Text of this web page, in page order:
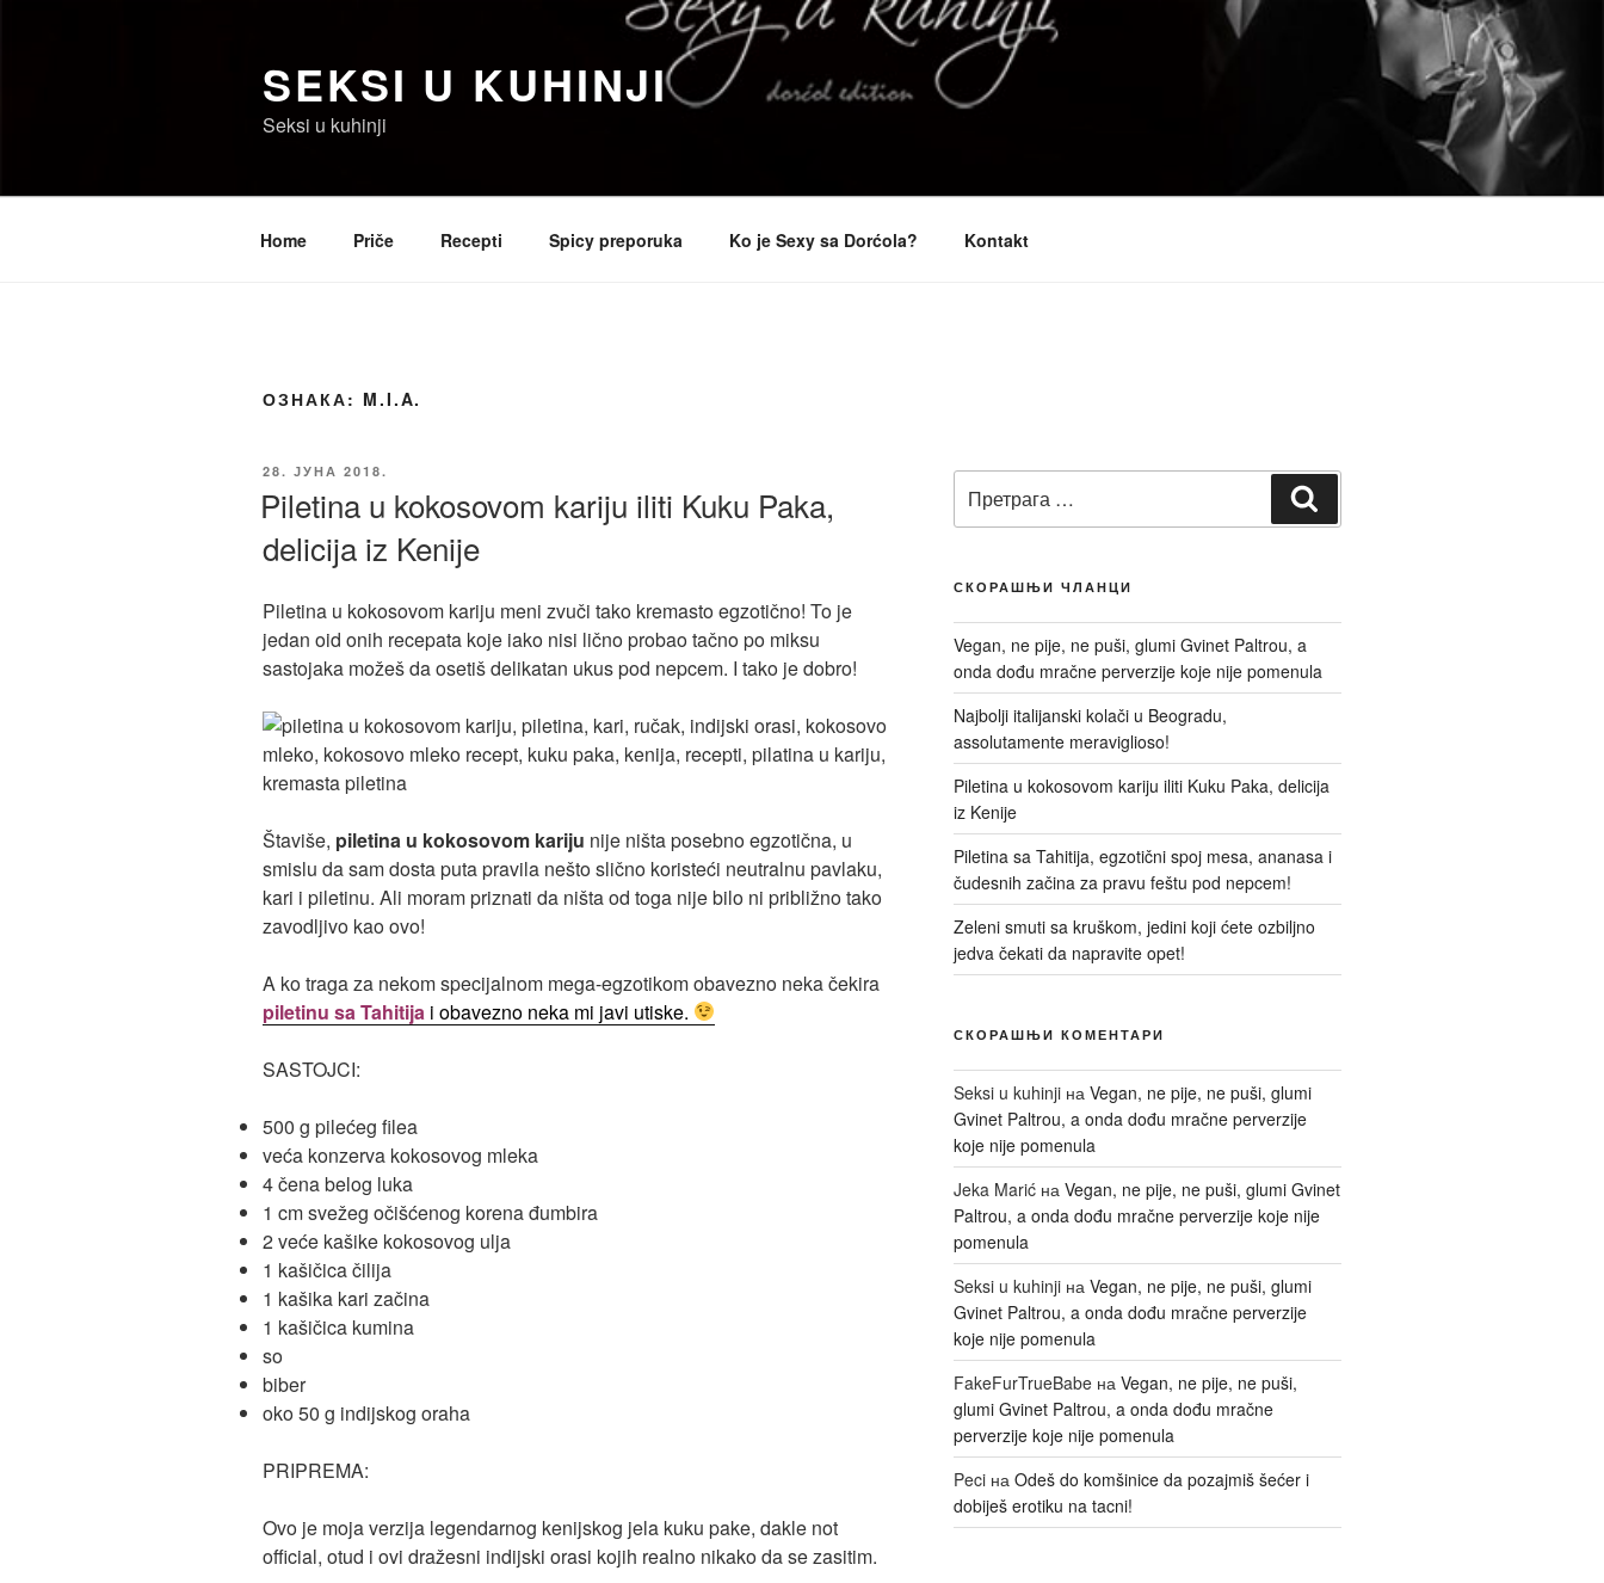
SEKSI U KUHINJI
Seksi u kuhinji
Home Priče Recepti Spicy preporuka Ko je Sexy sa Dorćola? Kontakt
ОЗНАКА: M.I.A.
ОБЈАВЉЕНО
28. ЈУНА 2018.
Piletina u kokosovom kariju iliti Kuku Paka,
delicija iz Kenije
Piletina u kokosovom kariju meni zvuči tako kremasto egzotično! To je
jedan oid onih recepata koje iako nisi lično probao tačno po miksu
sastojaka možeš da osetiš delikatan ukus pod nepcem. I tako je dobro!
Štaviše, piletina u kokosovom kariju nije ništa posebno egzotična, u
smislu da sam dosta puta pravila nešto slično koristeći neutralnu pavlaku,
kari i piletinu. Ali moram priznati da ništa od toga nije bilo ni približno tako
zavodljivo kao ovo!
A ko traga za nekom specijalnom mega-egzotikom obavezno neka čekira
piletinu sa Tahitija i obavezno neka mi javi utiske.
SASTOJCI:
500 g pilećeg filea
veća konzerva kokosovog mleka
4 čena belog luka
1 cm svežeg očišćenog korena đumbira
2 veće kašike kokosovog ulja
1 kašičica čilija
1 kašika kari začina
1 kašičica kumina
so
biber
oko 50 g indijskog oraha
PRIPREMA:
Ovo je moja verzija legendarnog kenijskog jela kuku pake, dakle not
official, otud i ovi dražesni indijski orasi kojih realno nikako da se zasitim.
за:
СКОРАШЊИ ЧЛАНЦИ
Vegan, ne pije, ne puši, glumi Gvinet Paltrou, a
onda dođu mračne perverzije koje nije pomenula
Najbolji italijanski kolači u Beogradu,
assolutamente meraviglioso!
Piletina u kokosovom kariju iliti Kuku Paka, delicija
iz Kenije
Piletina sa Tahitija, egzotični spoj mesa, ananasa i
čudesnih začina za pravu feštu pod nepcem!
Zeleni smuti sa kruškom, jedini koji ćete ozbiljno
jedva čekati da napravite opet!
СКОРАШЊИ КОМЕНТАРИ
Seksi u kuhinjiна Vegan, ne pije, ne puši, glumi
Gvinet Paltrou, a onda dođu mračne perverzije
koje nije pomenula
Jeka Marićна Vegan, ne pije, ne puši, glumi Gvinet
Paltrou, a onda dođu mračne perverzije koje nije
pomenula
Seksi u kuhinjiна Vegan, ne pije, ne puši, glumi
Gvinet Paltrou, a onda dođu mračne perverzije
koje nije pomenula
FakeFurTrueBabeна Vegan, ne pije, ne puši,
glumi Gvinet Paltrou, a onda dođu mračne
perverzije koje nije pomenula
Peciна Odeš do komšinice da pozajmiš šećer i
dobiješ erotiku na tacni!